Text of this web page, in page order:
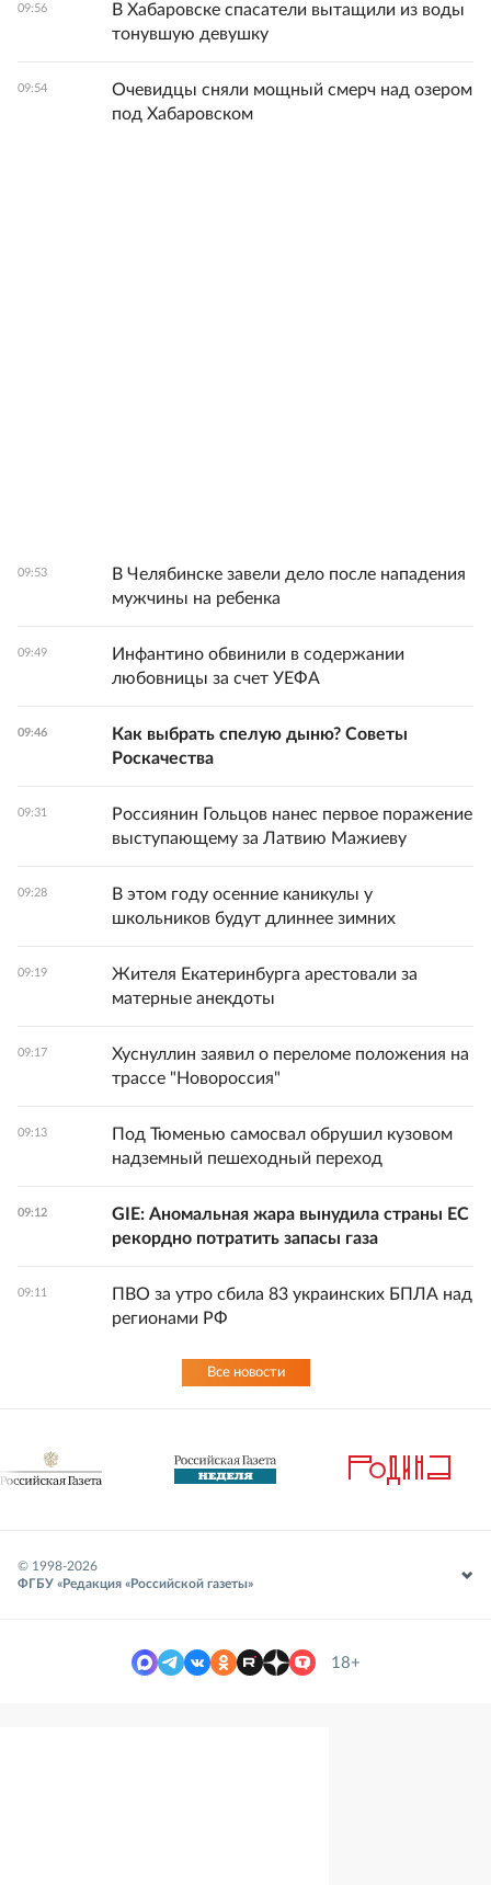
09:56
В Хабаровске спасатели вытащили из воды
тонувшую девушку
09:54
Очевидцы сняли мощный смерч над озером
под Хабаровском
09:53
В Челябинске завели дело после нападения
мужчины на ребенка
09:49
Инфантино обвинили в содержании
любовницы за счет УЕФА
09:46
Как выбрать спелую дыню? Советы
Роскачества
09:31
Россиянин Гольцов нанес первое поражение
выступающему за Латвию Мажиеву
09:28
В этом году осенние каникулы у
школьников будут длиннее зимних
09:19
Жителя Екатеринбурга арестовали за
матерные анекдоты
09:17
Хуснуллин заявил о переломе положения на
трассе "Новороссия"
09:13
Под Тюменью самосвал обрушил кузовом
надземный пешеходный переход
09:12
GIE: Аномальная жара вынудила страны ЕС
рекордно потратить запасы газа
09:11
ПВО за утро сбила 83 украинских БПЛА над
регионами РФ
Все новости
© 1998-2026
ФГБУ «Редакция «Российской газеты»
18+